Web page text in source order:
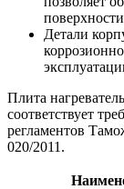
Детали
Плита
соответствует
регламентов
020/2011.